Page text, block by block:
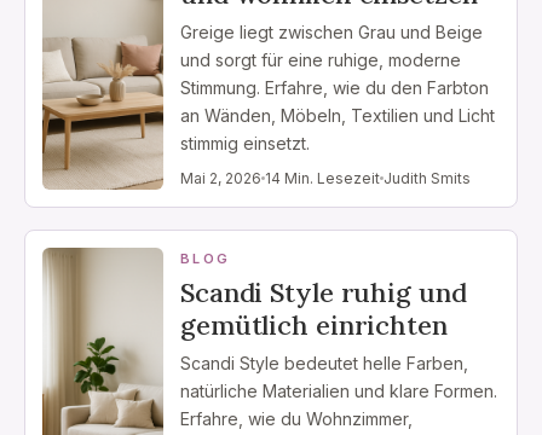
Greige liegt zwischen Grau und Beige
und sorgt für eine ruhige, moderne
Stimmung. Erfahre, wie du den Farbton
an Wänden, Möbeln, Textilien und Licht
stimmig einsetzt.
Mai 2, 2026 14 Min. Lesezeit Judith Smits
BLOG
Scandi Style ruhig und
gemütlich einrichten
Scandi Style bedeutet helle Farben,
natürliche Materialien und klare Formen.
Erfahre, wie du Wohnzimmer,